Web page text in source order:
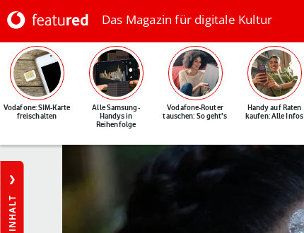
Das Magazin für digitale Kultur
Vodafone: SIM-Karte
freischalten
Alle Samsung-
Handys in
Reihenfolge
Vodafone-Router
tauschen: So geht's
Handy auf Raten
kaufen: Alle Infos
INHALT